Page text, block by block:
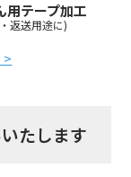
用テープ加工
返送用途に)
たします